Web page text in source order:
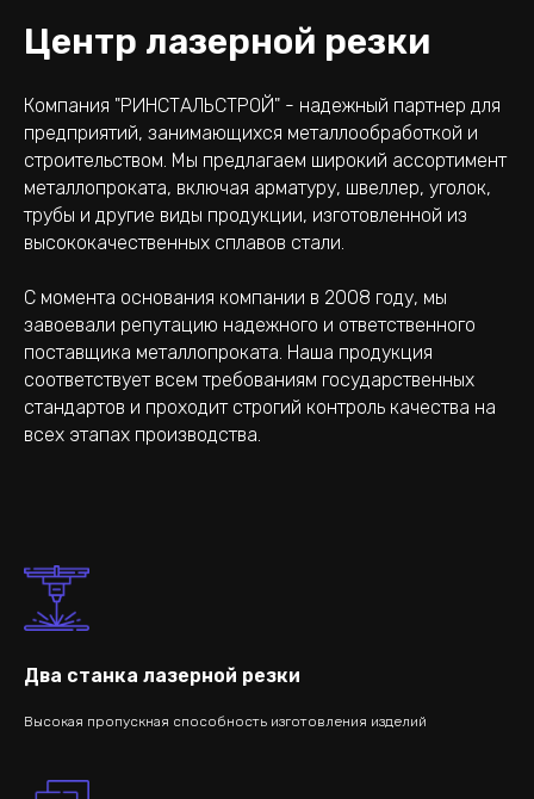
Центр лазерной резки
Компания "РИНСТАЛЬСТРОЙ" - надежный партнер для
предприятий, занимающихся металлообработкой и
строительством. Мы предлагаем широкий ассортимент
металлопроката, включая арматуру, швеллер, уголок,
трубы и другие виды продукции, изготовленной из
высококачественных сплавов стали.
С момента основания компании в 2008 году, мы
завоевали репутацию надежного и ответственного
поставщика металлопроката. Наша продукция
соответствует всем требованиям государственных
стандартов и проходит строгий контроль качества на
всех этапах производства.
Два станка лазерной резки
Высокая пропускная способность изготовления изделий